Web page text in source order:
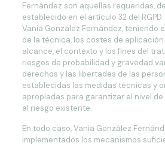
Fernández son aquellas requeridas,
establecido en el artículo 32 del
Vania González Fernández, teniendo
de la técnica, los costes de
alcance, el contexto y los fines del
riesgos de probabilidad y gravedad
derechos y las libertades de las
establecidas las medidas técnicas y
apropiadas para garantizar el nivel
al riesgo existente.
En todo caso, Vania González
implementados los mecanismos